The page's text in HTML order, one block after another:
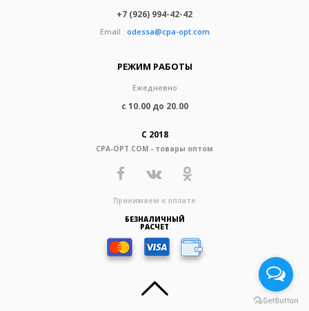
+7 (926) 994-42-42
Email : odessa@cpa-opt.com
РЕЖИМ РАБОТЫ
Ежедневно
с 10.00 до 20.00
С 2018
CPA-OPT.COM - товары оптом
Принимаем к оплате
БЕЗНАЛИЧНЫЙ
РАСЧЕТ